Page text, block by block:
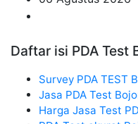
Daftar isi PDA Test
Survey PDA TEST
Jasa PDA Test
Harga Jasa Test